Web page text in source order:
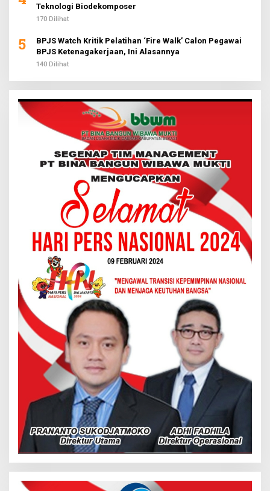
Teknologi Biodekomposer
170 Dilihat
5
BPJS Watch Kritik Pelatihan ‘Fire Walk’ Calon Pegawai
BPJS Ketenagakerjaan, Ini Alasannya
140 Dilihat